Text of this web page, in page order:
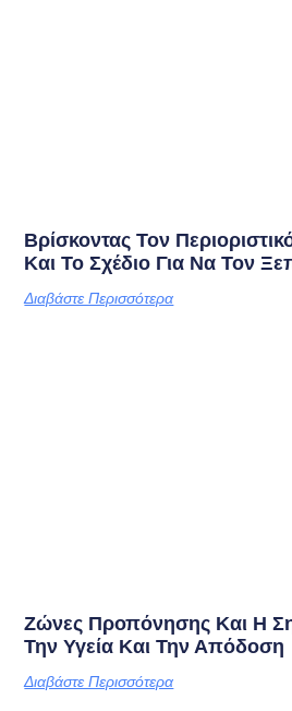
Βρίσκοντας Τον
Και Το Σχέδιο Για Να Τον
Διαβάστε Περισσότερα
Ζώνες Προπόνησης Και Η
Την Υγεία Και Την Απόδοση
Διαβάστε Περισσότερα